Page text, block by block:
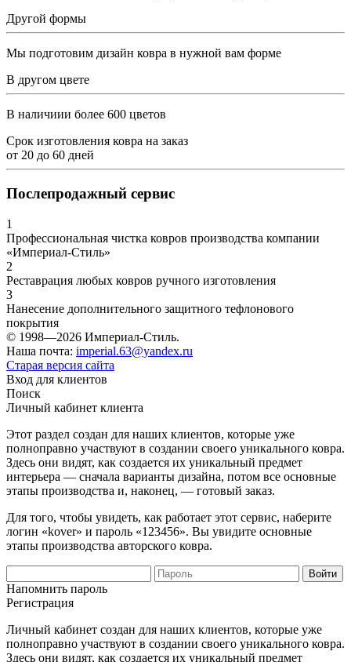
Другой формы
Мы подготовим дизайн ковра в нужной вам форме
В другом цвете
В наличиии более 600 цветов
Срок изготовления ковра на заказ
от 20 до 60 дней
Послепродажный сервис
1
Профессиональная чистка ковров производства компании
«Империал-Стиль»
2
Реставрация любых ковров ручного изготовления
3
Нанесение дополнительного защитного тефлонового
покрытия
© 1998—2026 Империал-Стиль.
Наша почта: imperial.63@yandex.ru
Старая версия сайта
Вход для клиентов
Поиск
Личный кабинет клиента
Этот раздел создан для наших клиентов, которые уже
полноправно участвуют в создании своего уникального ковра.
Здесь они видят, как создается их уникальный предмет
интерьера — сначала варианты дизайна, потом все основные
этапы производства и, наконец, — готовый заказ.
Для того, чтобы увидеть, как работает этот сервис, наберите
логин «kover» и пароль «123456». Вы увидите основные
этапы производства авторского ковра.
Напомнить пароль
Регистрация
Личный кабинет создан для наших клиентов, которые уже
полноправно участвуют в создании своего уникального ковра.
Здесь они видят, как создается их уникальный предмет